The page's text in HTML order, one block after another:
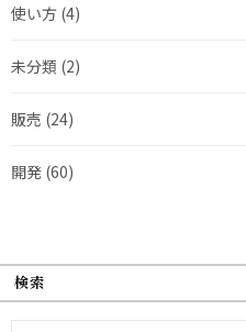
使い方 (4)
未分類 (2)
販売 (24)
開発 (60)
検索